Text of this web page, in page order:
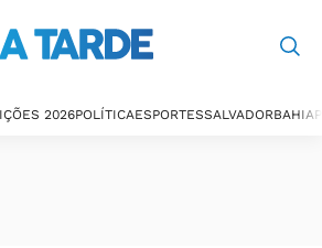
2026POLÍTICAESPORTESSALVADORBAHIA